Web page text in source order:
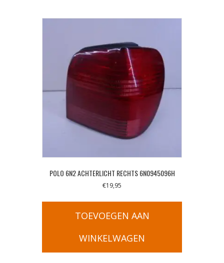
POLO 6N2 ACHTERLICHT RECHTS 6N0945096H
€19,95
TOEVOEGEN AAN
WINKELWAGEN